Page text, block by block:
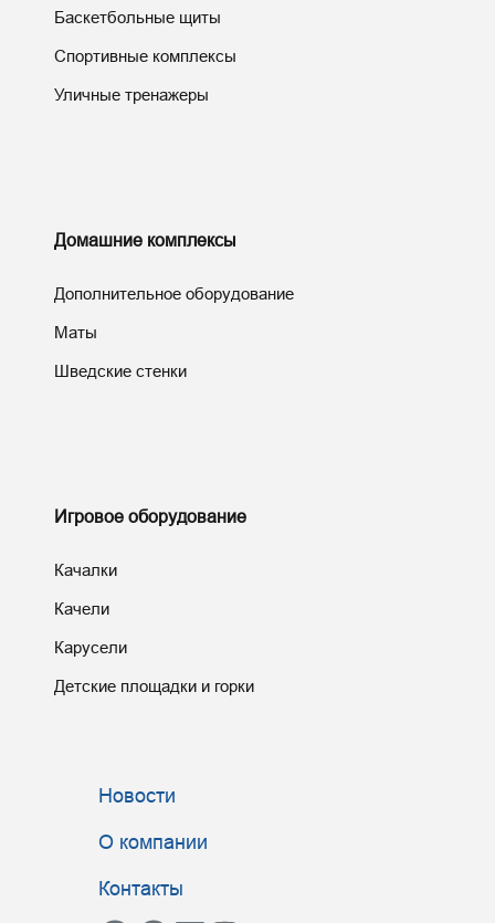
Баскетбольные щиты
Спортивные комплексы
Уличные тренажеры
Домашние комплексы
Дополнительное оборудование
Маты
Шведские стенки
Игровое оборудование
Качалки
Качели
Карусели
Детские площадки и горки
Новости
О компании
Контакты